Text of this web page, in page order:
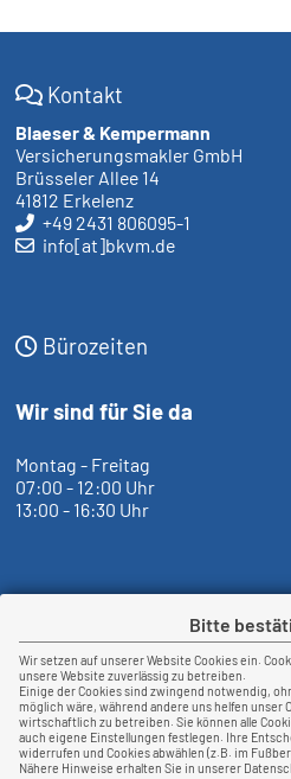
Bitte
Wir setzen auf unserer Website Cookies ein.
unsere Website zuverlässig zu betreiben.
Einige der Cookies sind zwingend notwendig,
möglich wäre, während andere uns helfen unser
wirtschaftlich zu betreiben. Sie können alle
auch eigene Einstellungen festlegen. Ihre
widerrufen und Cookies abwählen (z.B. im
Nähere Hinweise erhalten Sie in unserer
Kontakt
Blaeser & Kempermann
Versicherungsmakler GmbH
Brüsseler Allee 14
41812 Erkelenz
+49 2431 806095-1
info[at]bkvm.de
Bürozeiten
Wir sind für Sie da
Montag - Freitag
07:00 - 12:00 Uhr
13:00 - 16:30 Uhr